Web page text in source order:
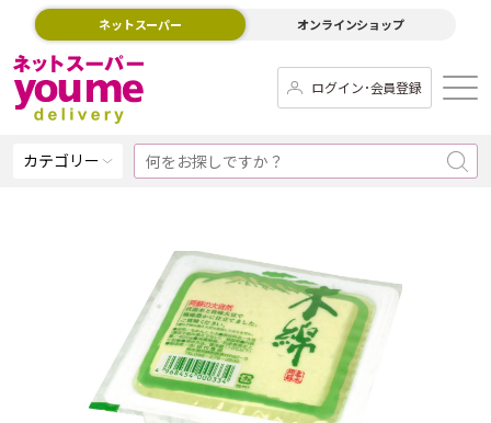
ネットスーパー オンラインショップ
ログイン･会員登録
カテゴリー